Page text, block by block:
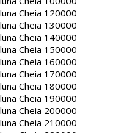
Cheia 120000
Cheia 130000
Cheia 140000
Cheia 150000
Cheia 160000
Cheia 170000
Cheia 180000
Cheia 190000
Cheia 200000
Cheia 210000